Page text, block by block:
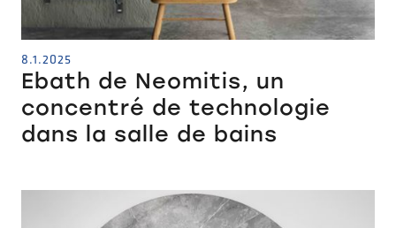
8.1.2025
Ebath de Neomitis, un
concentré de technologie
dans la salle de bains